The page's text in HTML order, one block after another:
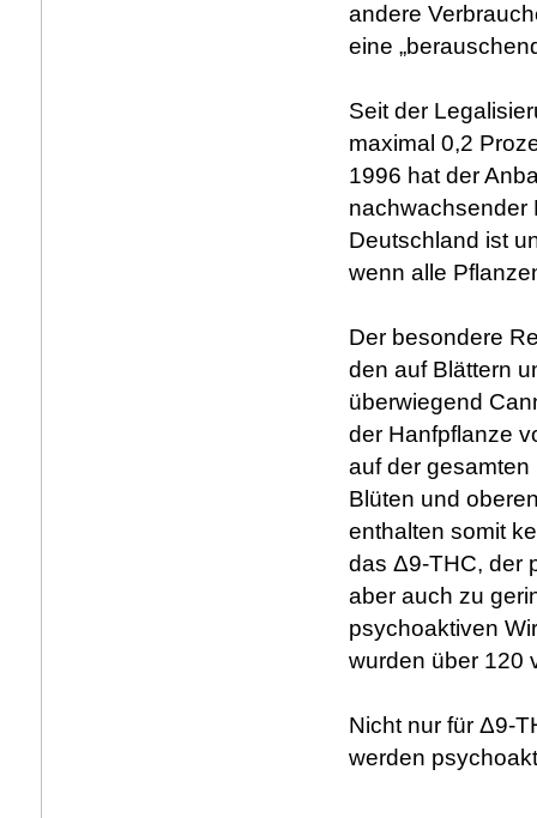
andere
eine
Seit der
maximal 0,2
1996 hat der
nachwachsender
Deutschland ist
wenn alle
Der besondere
den auf Blättern
überwiegend
der Hanfpflanze
auf der
Blüten und
enthalten somit
das Δ9-THC, der
aber auch zu
psychoaktiven
wurden über 120
Nicht nur für Δ9-
werden